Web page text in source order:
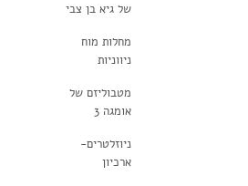
של גיא בן צבי
מחלות מוח
ניווניות
מטבוליזם של
אומגה 3
ניוזלטרים-
ארכיון